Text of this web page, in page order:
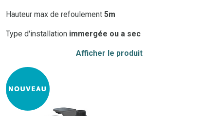
Hauteur max de refoulement 5m
Type d'installation immergée ou a sec
Afficher le produit